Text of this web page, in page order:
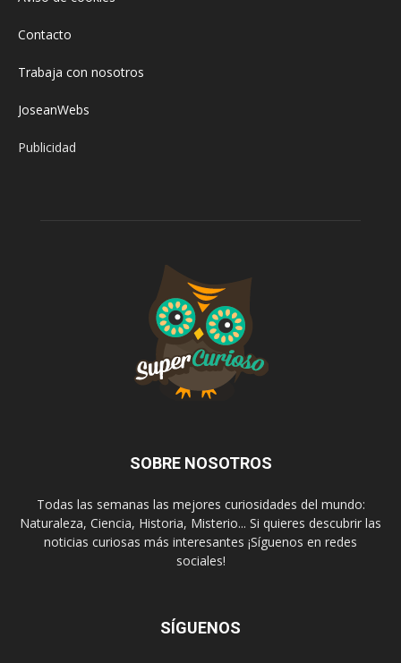
Contacto
Trabaja con nosotros
JoseanWebs
Publicidad
SOBRE NOSOTROS
Todas las semanas las mejores curiosidades del mundo:
Naturaleza, Ciencia, Historia, Misterio... Si quieres descubrir las
noticias curiosas más interesantes ¡Síguenos en redes
sociales!
SÍGUENOS